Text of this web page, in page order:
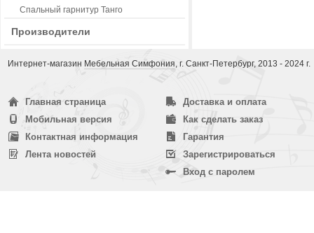
Спальный гарнитур Танго
Производители
Интернет-магазин Мебельная Симфония, г. Санкт-Петербург, 2013 - 2024 г.
Главная страница
Мобильная версия
Контактная информация
Лента новостей
Доставка и оплата
Как сделать заказ
Гарантия
Зарегистрироваться
Вход с паролем